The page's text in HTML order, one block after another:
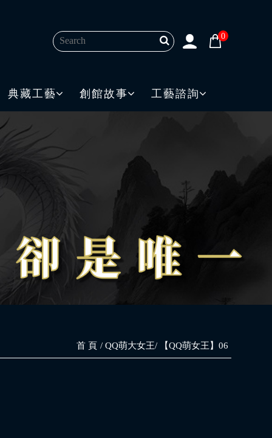
0
典藏工藝 創館故事 工藝諮詢
首 頁 QQ萌大女王 【QQ萌女王】06